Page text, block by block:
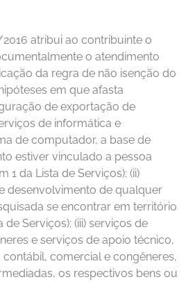
atribui ao contribuinte o
o atendimento
da regra de não isenção do
em que afasta
de exportação de
de informática e
de computador, a base de
estiver vinculado a pessoa
1 da Lista de Serviços); (ii)
desenvolvimento de qualquer
se encontrar em território
de Serviços); (iii) serviços de
e serviços de apoio técnico,
comercial e congêneres,
os respectivos bens ou